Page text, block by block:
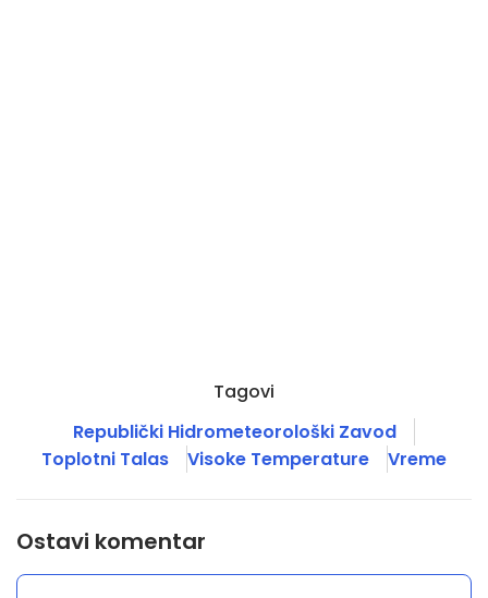
Tagovi
Republički Hidrometeorološki Zavod
Toplotni Talas
Visoke Temperature Vreme
Ostavi komentar